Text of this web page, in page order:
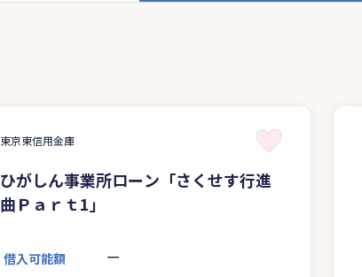
東京東信用金庫
ひがしん事業所ローン「さくせす行進
曲Ｐａｒｔ1」
借入可能額 ー